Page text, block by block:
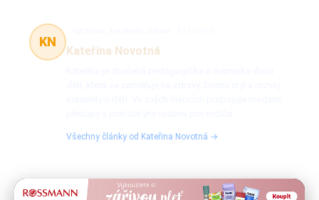
KN
Kateřina Novotná
Všechny články od Kateřina Novotná →